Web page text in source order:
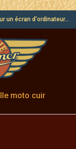
un écran d'ordinateur...
moto cuir